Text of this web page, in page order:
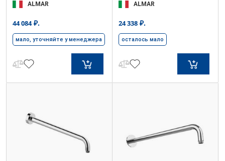
ALMAR
44 084₽.
мало, уточняйте у менеджера
ALMAR
24 338 ₽.
осталось мало